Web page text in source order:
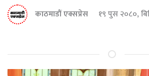
काठमाडौं एक्सप्रेस १९ पुस २०८०,